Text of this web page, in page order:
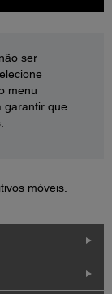
ser
menu
garantir que
móveis.